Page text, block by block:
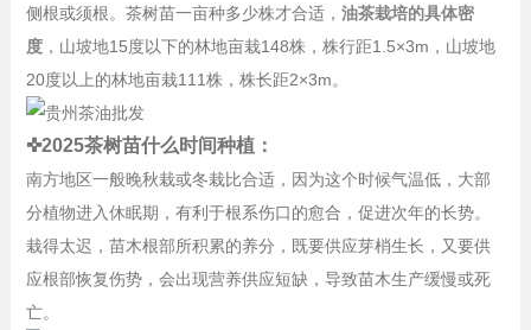
侧根或须根。茶树苗一亩种多少株才合适， 油茶栽培的具体密
度，山坡地15度以下的林地亩栽148株，株行距1.5×3m，山坡地
20度以上的林地亩栽111株，株长距2×3m。
✜2025茶树苗什么时间种植：
南方地区一般晚秋栽或冬栽比合适，因为这个时候气温低，大部
分植物进入休眠期，有利于根系伤口的愈合，促进次年的长势。
栽得太迟，苗木根部所积累的养分，既要供应芽梢生长，又要供
应根部恢复伤势，会出现营养供应短缺，导致苗木生产缓慢或死
亡。